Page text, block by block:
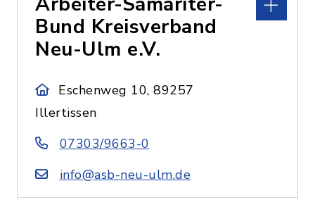
Bund Kreisverband
Neu-Ulm e.V.
Eschenweg 10, 89257
Illertissen
07303/9663-0
info@asb-neu-ulm.de